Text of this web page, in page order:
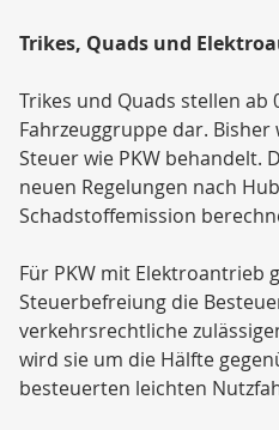
Trikes, Quads und
Trikes und Quads stellen ab
Fahrzeuggruppe dar.
Steuer wie PKW behandelt.
neuen Regelungen nach
Schadstoffemission
Für PKW mit Elektroantrieb
Steuerbefreiung die
verkehrsrechtliche
wird sie um die Hälfte
besteuerten leichten